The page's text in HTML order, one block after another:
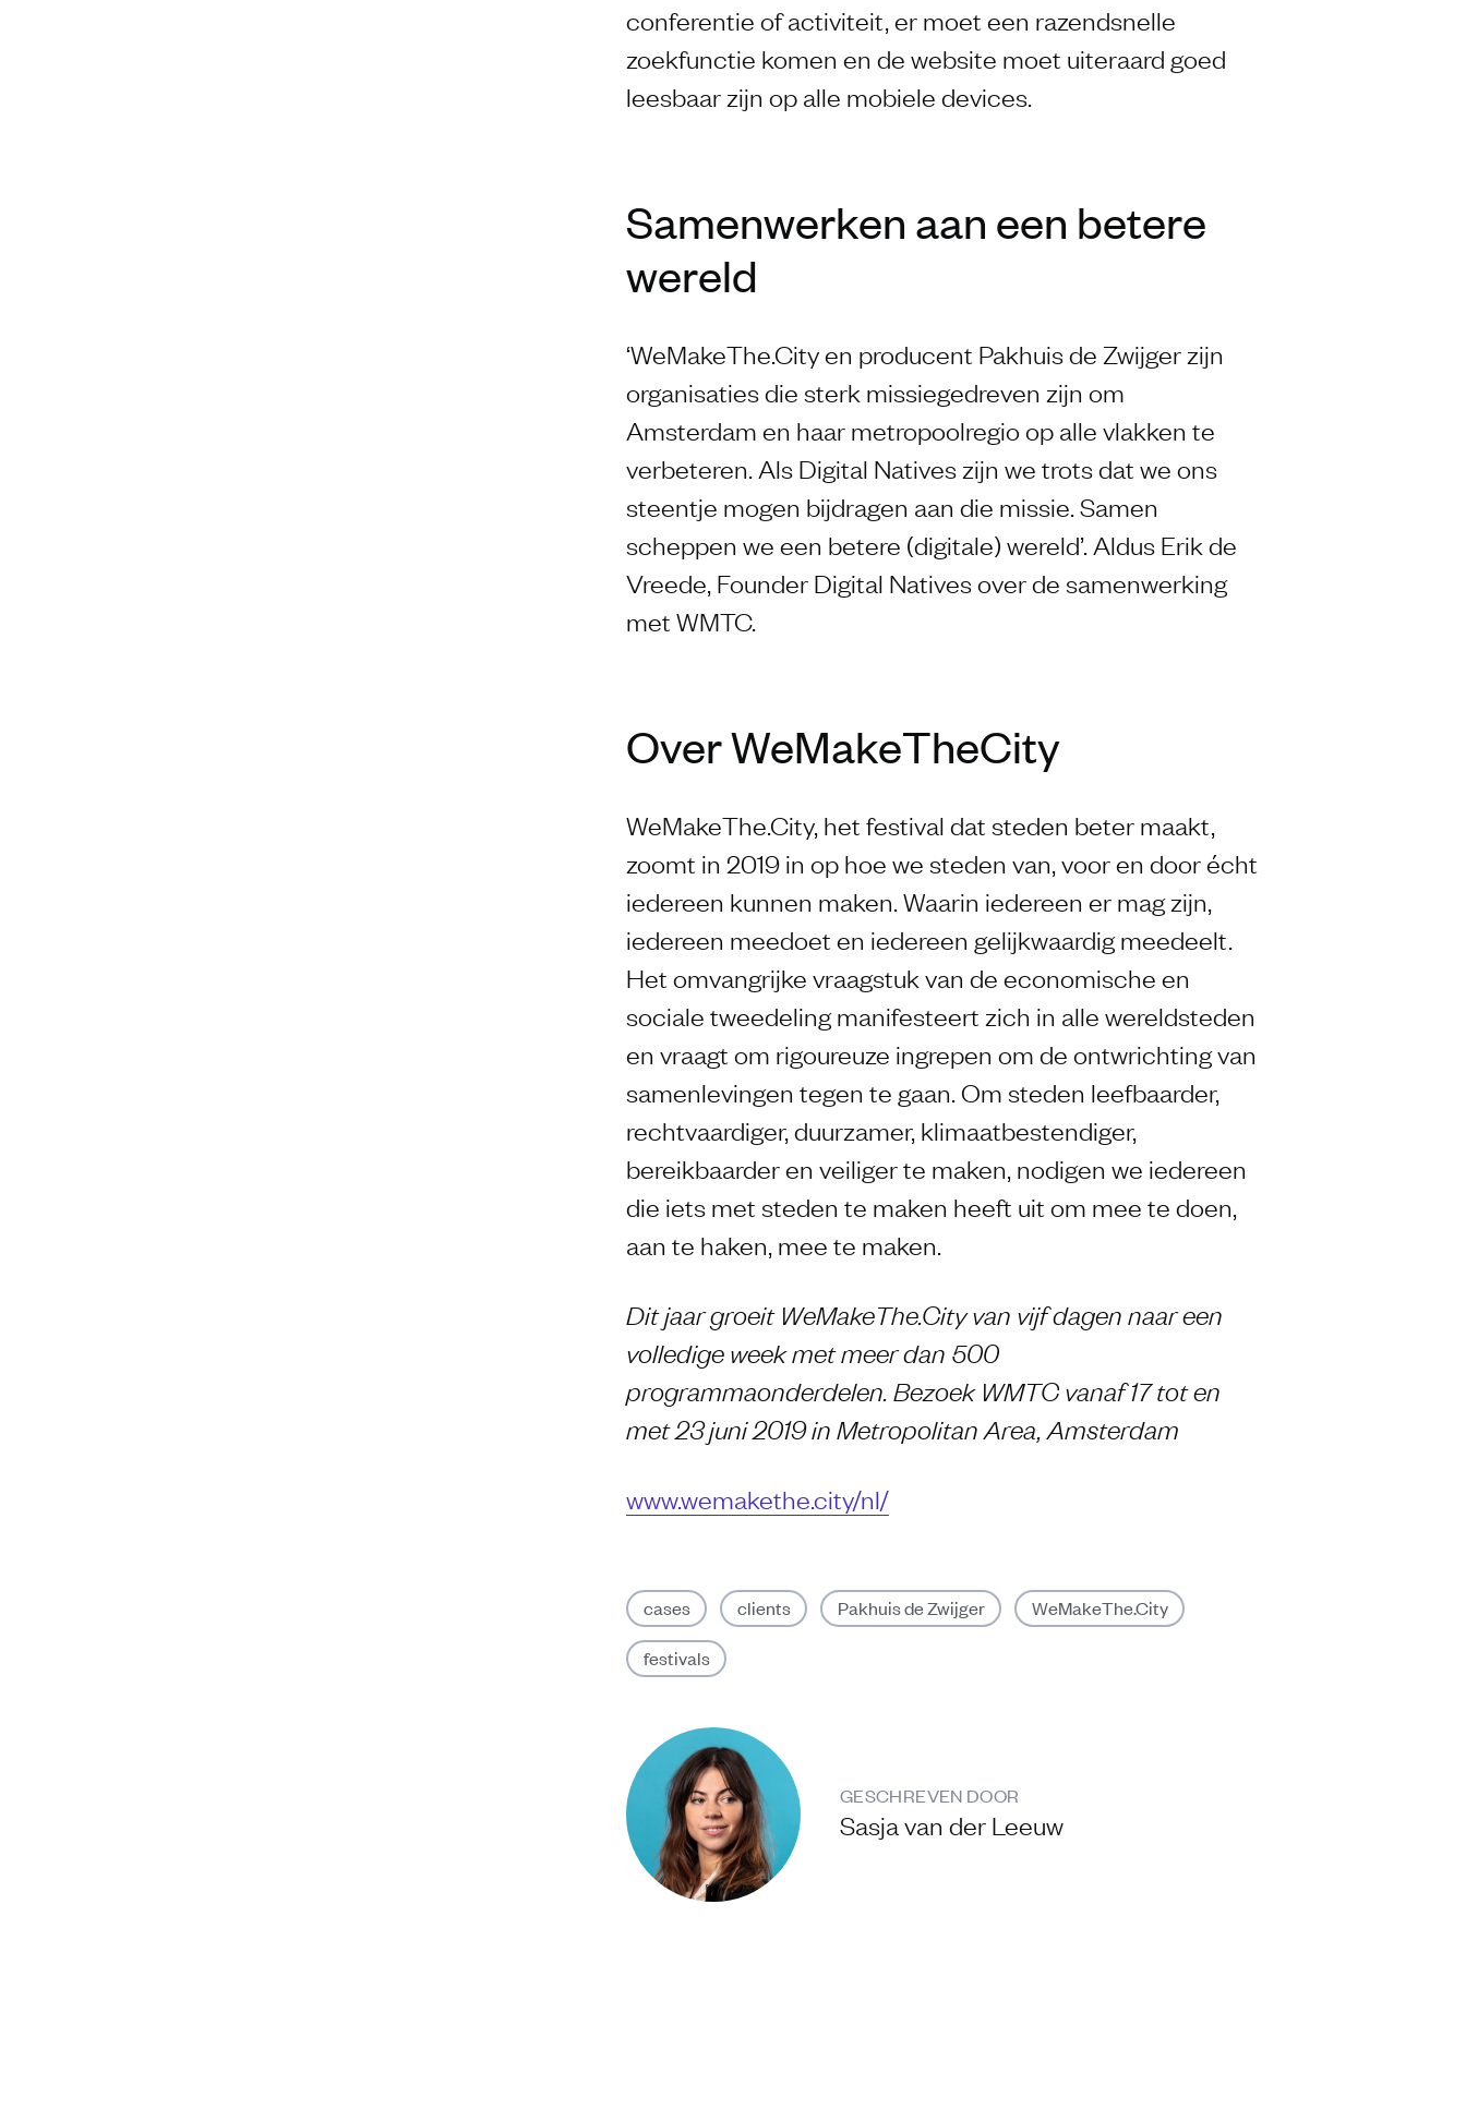
conferentie of activiteit, er moet een razendsnelle
zoekfunctie komen en de website moet uiteraard goed
leesbaar zijn op alle mobiele devices.
Samenwerken aan een betere
wereld
‘WeMakeThe.City en producent Pakhuis de Zwijger zijn
organisaties die sterk missiegedreven zijn om
Amsterdam en haar metropoolregio op alle vlakken te
verbeteren. Als Digital Natives zijn we trots dat we ons
steentje mogen bijdragen aan die missie. Samen
scheppen we een betere (digitale) wereld’. Aldus Erik de
Vreede, Founder Digital Natives over de samenwerking
met WMTC.
Over WeMakeTheCity
WeMakeThe.City, het festival dat steden beter maakt,
zoomt in 2019 in op hoe we steden van, voor en door écht
iedereen kunnen maken. Waarin iedereen er mag zijn,
iedereen meedoet en iedereen gelijkwaardig meedeelt.
Het omvangrijke vraagstuk van de economische en
sociale tweedeling manifesteert zich in alle wereldsteden
en vraagt om rigoureuze ingrepen om de ontwrichting van
samenlevingen tegen te gaan. Om steden leefbaarder,
rechtvaardiger, duurzamer, klimaatbestendiger,
bereikbaarder en veiliger te maken, nodigen we iedereen
die iets met steden te maken heeft uit om mee te doen,
aan te haken, mee te maken.
Dit jaar groeit WeMakeThe.City van vijf dagen naar een
volledige week met meer dan 500
programmaonderdelen. Bezoek WMTC vanaf 17 tot en
met 23 juni 2019 in Metropolitan Area, Amsterdam
www.wemakethe.city/nl/
cases clients Pakhuis de Zwijger WeMakeThe.City
festivals
GESCHREVEN DOOR
Sasja van der Leeuw